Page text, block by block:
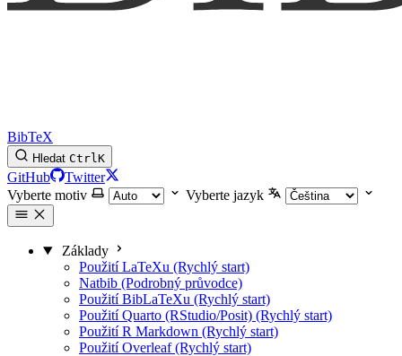
BibTeX
Hledat CtrlK
GitHub
Twitter
Vyberte motiv
Vyberte jazyk
Základy
Použití LaTeXu (Rychlý start)
Natbib (Podrobný průvodce)
Použití BibLaTeXu (Rychlý start)
Použití Quarto (RStudio/Posit) (Rychlý start)
Použití R Markdown (Rychlý start)
Použití Overleaf (Rychlý start)